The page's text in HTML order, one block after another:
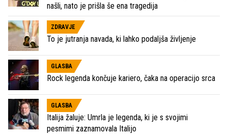
našli, nato je prišla še ena tragedija
ZDRAVJE
To je jutranja navada, ki lahko podaljša življenje
GLASBA
Rock legenda končuje kariero, čaka na operacijo srca
GLASBA
Italija žaluje: Umrla je legenda, ki je s svojimi
pesmimi zaznamovala Italijo